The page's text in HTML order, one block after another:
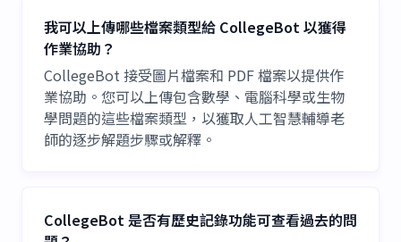
我可以上傳哪些檔案類型給 CollegeBot 以獲得
作業協助？
CollegeBot 接受圖片檔案和 PDF 檔案以提供作
業協助。您可以上傳包含數學、電腦科學或生物
學問題的這些檔案類型，以獲取人工智慧輔導老
師的逐步解題步驟或解釋。
CollegeBot 是否有歷史記錄功能可查看過去的問